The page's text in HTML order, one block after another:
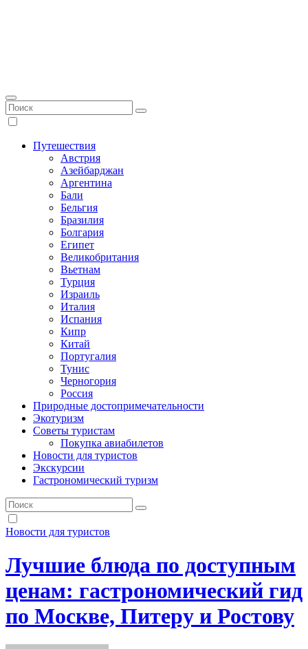
Путешествия
Австрия
Азейбарджан
Аргентина
Бали
Бельгия
Бразилия
Болгария
Египет
Великобритания
Вьетнам
Турция
Израиль
Италия
Испания
Кипр
Китай
Португалия
Тунис
Черногория
Россия
Природные достопримечательности
Экотуризм
Советы туристам
Покупка авиабилетов
Новости для туристов
Экскурсии
Гастрономический туризм
Новости для туристов
Лучшие блюда по доступным
ценам: гастрономический гид
по Москве, Питеру и Ростову